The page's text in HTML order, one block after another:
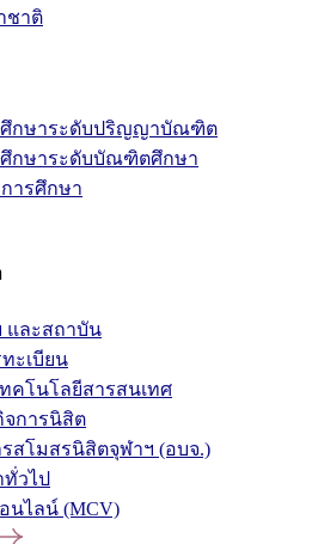
ชาติ
ศึกษาระดับปริญญาบัณฑิต
ศึกษาระดับบัณฑิตศึกษา
ารศึกษา
และสถาบัน
ะเบียน
คโนโลยีสารสนเทศ
การนิสิต
สโมสรนิสิตจุฬาฯ (อบจ.)
วไป
นไลน์ (MCV)